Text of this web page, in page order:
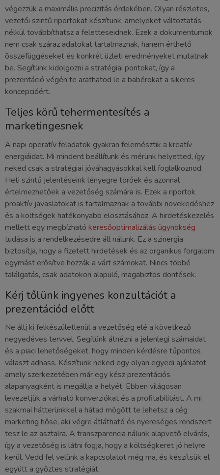
végezzük a maximális precizitás érdekében. Olyan részletes,
vezetői szintű riportokat készítünk, amelyeket változtatás
nélkül továbbíthatsz a feletteseidnek. Ezek a dokumentumok
nem csak száraz adatokat tartalmaznak, hanem érthető
összefüggéseket és konkrét üzleti eredményeket mutatnak
be. Segítünk kidolgozni a stratégiai pontokat, így a
prezentáció végén te arathatod le a babérokat a sikeres
koncepcióért.
Teljes körű tehermentesítés a
marketingesnek
A napi operatív feladatok gyakran felemésztik a kreatív
energiáidat. Mi mindent beállítunk és mérünk helyetted, így
neked csak a stratégiai jóváhagyásokkal kell foglalkoznod.
Heti szintű jelentéseink lényegre törőek és azonnal
értelmezhetőek a vezetőség számára is. Ezek a riportok
proaktív javaslatokat is tartalmaznak a további növekedéshez
és a költségek hatékonyabb elosztásához. A hirdetéskezelés
mellett egy megbízható keresőoptimalizálás ügynökség
tudása is a rendelkezésedre áll nálunk. Ez a szinergia
biztosítja, hogy a fizetett hirdetések és az organikus forgalom
egymást erősítve hozzák a várt számokat. Nincs többé
találgatás, csak adatokon alapuló, magabiztos döntések.
Kérj tőlünk ingyenes konzultációt a
prezentációd előtt
Ne állj ki felkészületlenül a vezetőség elé a következő
negyedéves tervvel. Segítünk átnézni a jelenlegi számaidat
és a piaci lehetőségeket, hogy minden kérdésre tűpontos
választ adhass. Készítünk neked egy olyan egyedi ajánlatot,
amely szerkezetében már egy kész prezentációs
alapanyagként is megállja a helyét. Ebben világosan
levezetjük a várható konverziókat és a profitabilitást. A mi
szakmai hátterünkkel a hátad mögött te lehetsz a cég
marketing hőse, aki végre átlátható és nyereséges rendszert
tesz le az asztalra. A transzparencia nálunk alapvető elvárás,
így a vezetőség is látni fogja, hogy a költségkeret jó helyre
kerül. Vedd fel velünk a kapcsolatot még ma, és készítsük el
együtt a győztes stratégiát.